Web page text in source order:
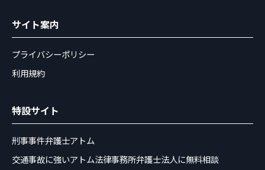
サイト案内
プライバシーポリシー
利用規約
特設サイト
刑事事件弁護士アトム
交通事故に強いアトム法律事務所弁護士法人に無料相談